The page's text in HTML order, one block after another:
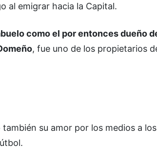
al emigrar hacia la Capital.
como el por entonces dueño
, fue uno de los propietarios
también su amor por los medios a